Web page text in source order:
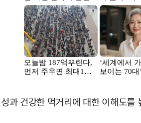
과 건강한 먹거리에 대한 이해도를